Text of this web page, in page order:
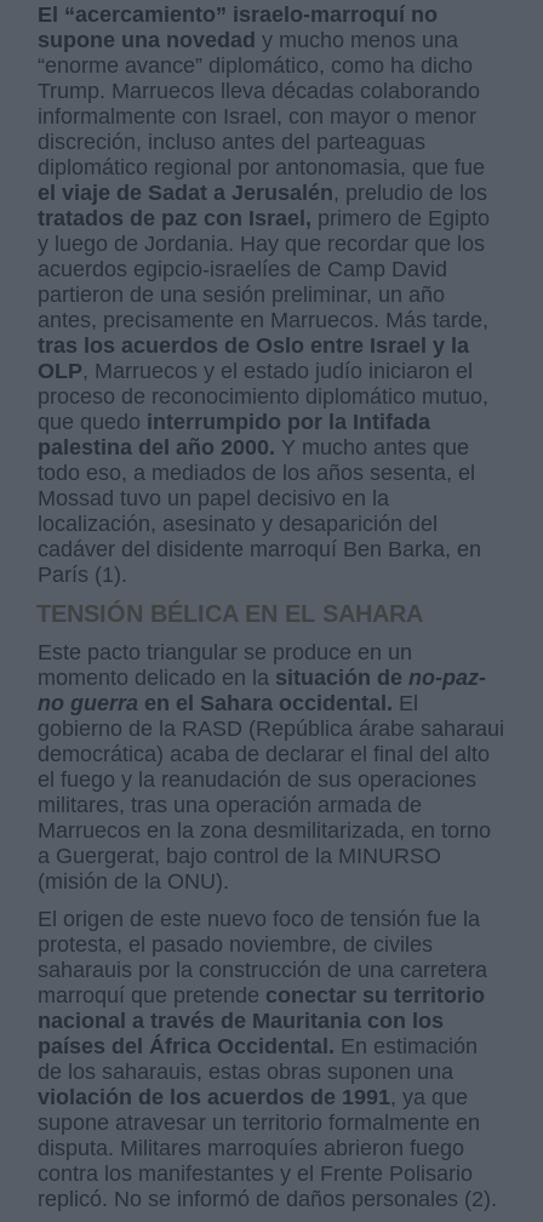
El “acercamiento” israelo-marroquí no
supone una novedad y mucho menos una
“enorme avance” diplomático, como ha dicho
Trump. Marruecos lleva décadas colaborando
informalmente con Israel, con mayor o menor
discreción, incluso antes del parteaguas
diplomático regional por antonomasia, que fue
el viaje de Sadat a Jerusalén, preludio de los
tratados de paz con Israel, primero de Egipto
y luego de Jordania. Hay que recordar que los
acuerdos egipcio-israelíes de Camp David
partieron de una sesión preliminar, un año
antes, precisamente en Marruecos. Más tarde,
tras los acuerdos de Oslo entre Israel y la
OLP, Marruecos y el estado judío iniciaron el
proceso de reconocimiento diplomático mutuo,
que quedo interrumpido por la Intifada
palestina del año 2000. Y mucho antes que
todo eso, a mediados de los años sesenta, el
Mossad tuvo un papel decisivo en la
localización, asesinato y desaparición del
cadáver del disidente marroquí Ben Barka, en
París (1).
TENSIÓN BÉLICA EN EL SAHARA
Este pacto triangular se produce en un
momento delicado en la situación de no-paz-
no guerra en el Sahara occidental. El
gobierno de la RASD (República árabe saharaui
democrática) acaba de declarar el final del alto
el fuego y la reanudación de sus operaciones
militares, tras una operación armada de
Marruecos en la zona desmilitarizada, en torno
a Guergerat, bajo control de la MINURSO
(misión de la ONU).
El origen de este nuevo foco de tensión fue la
protesta, el pasado noviembre, de civiles
saharauis por la construcción de una carretera
marroquí que pretende conectar su territorio
nacional a través de Mauritania con los
países del África Occidental. En estimación
de los saharauis, estas obras suponen una
violación de los acuerdos de 1991, ya que
supone atravesar un territorio formalmente en
disputa. Militares marroquíes abrieron fuego
contra los manifestantes y el Frente Polisario
replicó. No se informó de daños personales (2).